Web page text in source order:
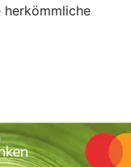
herkömmliche